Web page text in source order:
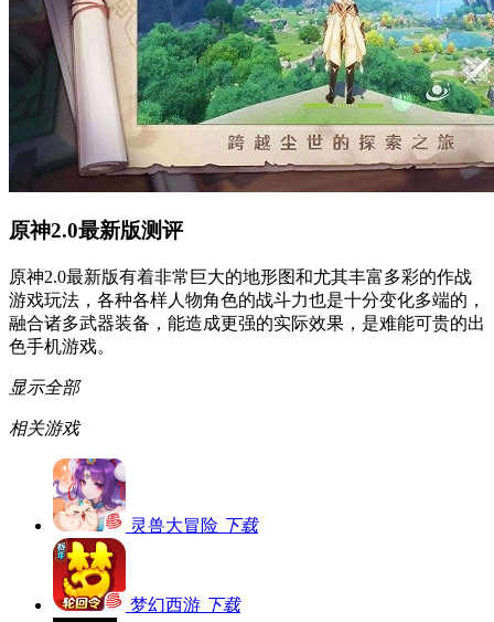
原神2.0最新版测评
原神2.0最新版有着非常巨大的地形图和尤其丰富多彩的作战
游戏玩法，各种各样人物角色的战斗力也是十分变化多端的，
融合诸多武器装备，能造成更强的实际效果，是难能可贵的出
色手机游戏。
显示全部
相关游戏
灵兽大冒险 下载
梦幻西游 下载